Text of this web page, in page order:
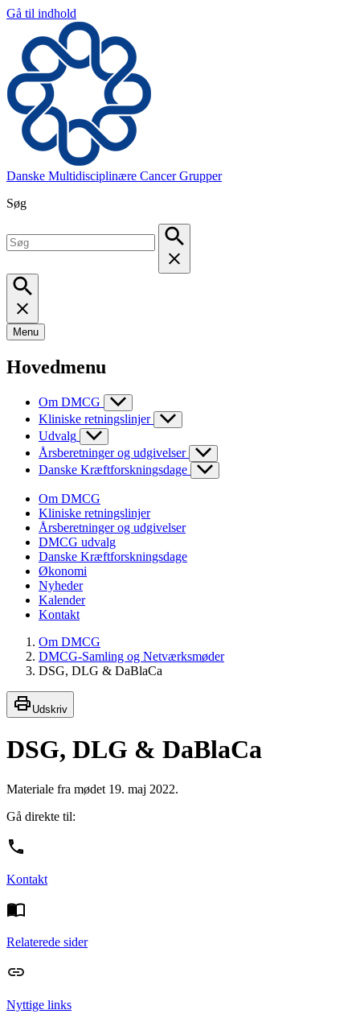
Gå til indhold
Danske Multidisciplinære Cancer Grupper
Søg
Menu
Hovedmenu
Om DMCG
Kliniske retningslinjer
Udvalg
Årsberetninger og udgivelser
Danske Kræftforskningsdage
Om DMCG
Kliniske retningslinjer
Årsberetninger og udgivelser
DMCG udvalg
Danske Kræftforskningsdage
Økonomi
Nyheder
Kalender
Kontakt
Om DMCG
DMCG-Samling og Netværksmøder
DSG, DLG & DaBlaCa
Udskriv
DSG, DLG & DaBlaCa
Materiale fra mødet 19. maj 2022.
Gå direkte til:
Kontakt
Relaterede sider
Nyttige links